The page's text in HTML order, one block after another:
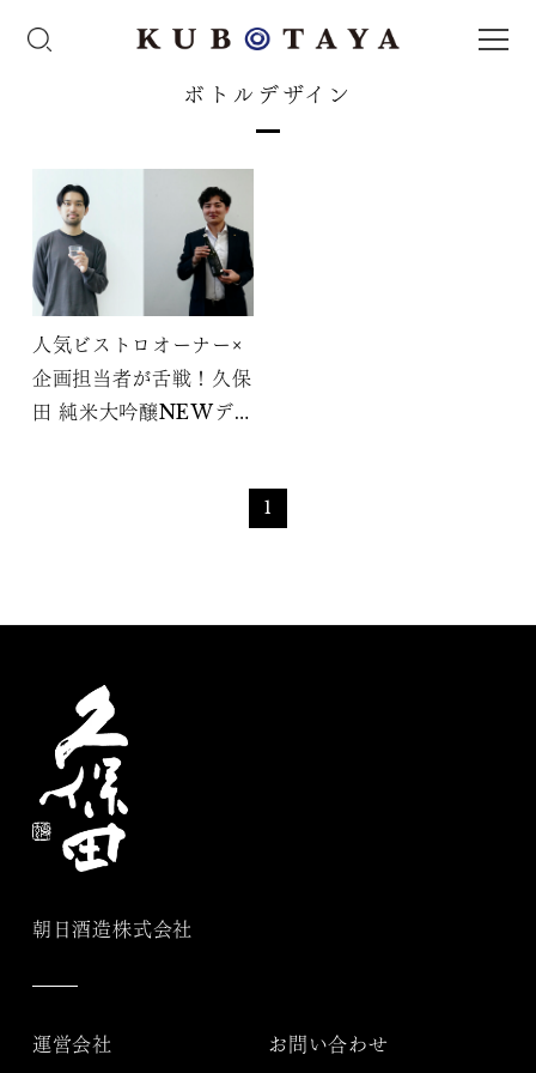
ボトルデザイン
人気ビストロオーナー×
企画担当者が舌戦！久保
田 純米大吟醸NEWデ
1
朝日酒造株式会社
運営会社 お問い合わせ